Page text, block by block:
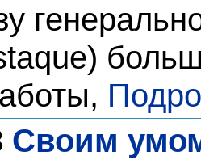
Своим